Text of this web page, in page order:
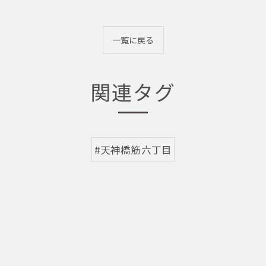
一覧に戻る
関連タグ
#天神橋筋六丁目